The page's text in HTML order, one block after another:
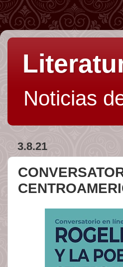
Noticias
3.8.21